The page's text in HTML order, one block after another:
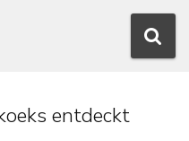
entdeckt